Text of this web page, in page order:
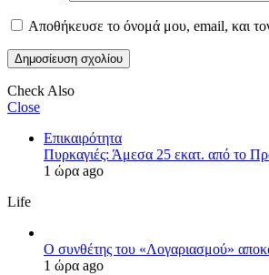
Αποθήκευσε το όνομά μου, email, και
Check Also
Close
Επικαιρότητα
Πυρκαγιές: Άμεσα 25 εκατ. από το
1 ώρα ago
Life
Ο συνθέτης του «Λογαριασμού»
1 ώρα ago